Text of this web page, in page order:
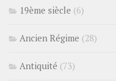
19ème siècle (6)
Ancien Régime (28)
Antiquité (73)